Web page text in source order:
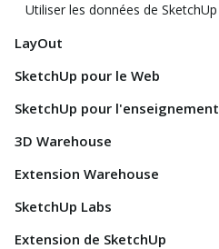
LayOut
SketchUp pour le Web
SketchUp pour l'enseignement
3D Warehouse
Extension Warehouse
SketchUp Labs
Extension de SketchUp